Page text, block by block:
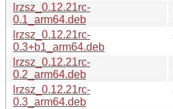
lrzsz_0.12.21rc-
0.1_arm64.deb
lrzsz_0.12.21rc-
0.3+b1_arm64.deb
lrzsz_0.12.21rc-
0.2_arm64.deb
lrzsz_0.12.21rc-
0.3_arm64.deb